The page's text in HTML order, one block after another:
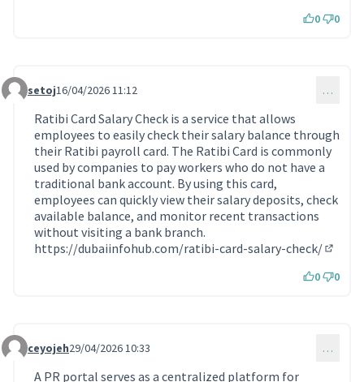
0 0
Commentaire 2258
setoj16/04/2026 11:12 …
Ratibi Card Salary Check is a service that allows
employees to easily check their salary balance through
their Ratibi payroll card. The Ratibi Card is commonly
used by companies to pay workers who do not have a
traditional bank account. By using this card,
employees can quickly view their salary deposits, check
available balance, and monitor recent transactions
without visiting a bank branch.
https://dubaiinfohub.com/ratibi-card-salary-check/
0 0
Commentaire 2284
ceyojeh29/04/2026 10:33 …
A PR portal serves as a centralized platform for